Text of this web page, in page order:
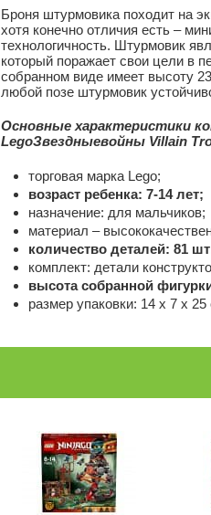
Броня штурмовика походит на
хотя конечно отличия есть –
технологичность. Штурмовик
который поражает свои цели в
собранном виде имеет высоту
любой позе штурмовик
Основные характеристики
LegoЗвездныевойны Villain
торговая марка Lego;
возраст ребенка: 7-14 лет;
назначение: для мальчиков;
материал –
количество деталей: 81
комплект: детали
высота собранной
размер упаковки: 14 х 7 х 25